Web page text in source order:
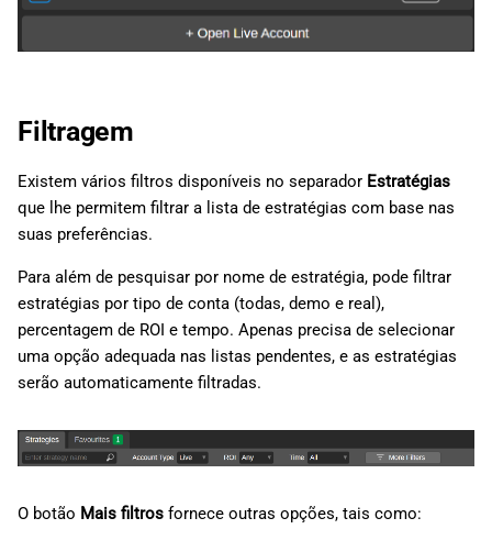
Filtragem
Existem vários filtros disponíveis no separador Estratégias
que lhe permitem filtrar a lista de estratégias com base nas
suas preferências.
Para além de pesquisar por nome de estratégia, pode filtrar
estratégias por tipo de conta (todas, demo e real),
percentagem de ROI e tempo. Apenas precisa de selecionar
uma opção adequada nas listas pendentes, e as estratégias
serão automaticamente filtradas.
O botão Mais filtros fornece outras opções, tais como: